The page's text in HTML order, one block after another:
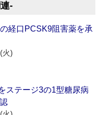
‐
経口PCSK9阻害薬を承
火)
ステージ3の1型糖尿病